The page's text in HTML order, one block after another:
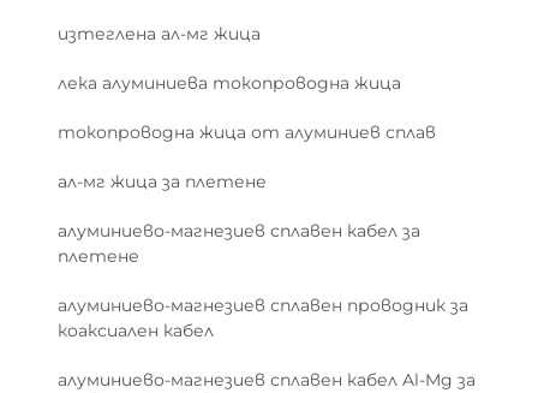
изтеглена ал-мг жица
лека алуминиева токопроводна жица
токопроводна жица от алуминиев сплав
ал-мг жица за плетене
алуминиево-магнезиев сплавен кабел за
плетене
алуминиево-магнезиев сплавен проводник за
коаксиален кабел
алуминиево-магнезиев сплавен кабел Al-Mg за